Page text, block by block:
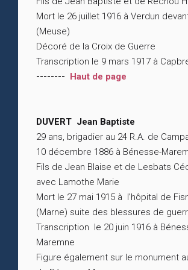
Mort le 26 juillet 1916 à Verdun
(Meuse)
Décoré de la Croix de Guerre
Transcription le 9 mars 1917 à
-------- Haut de page
DUVERT Jean Baptiste
29 ans, brigadier au 24 R.A. de
10 décembre 1886 à Bénesse-
Fils de Jean Blaise et de Lesbats
avec Lamothe Marie
Mort le 27 mai 1915 à l’hôpital de
(Marne) suite des blessures de
Transcription le 20 juin 1916 à
Maremne
Figure également sur le monument